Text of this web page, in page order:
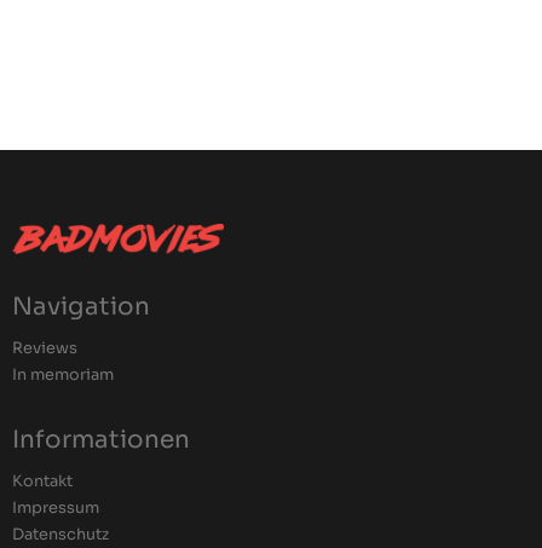
Navigation
Reviews
In memoriam
Informationen
Kontakt
Impressum
Datenschutz